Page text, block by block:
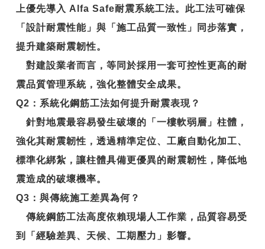
上優先導入 Alfa Safe耐震系統工法。此工法可確保
「設計耐震性能」與「施工品質一致性」同步落實，
提升建築耐震韌性。
對建設業者而言，等同於採用一套可控性更高的耐
震品質管理系統，強化整體安全成果。
Q2 ：系統化鋼筋工法如何提升耐震表現？
針對地震最容易發生破壞的「一樓軟弱層」柱體，
強化其耐震韌性，透過精準定位、工廠自動化加工、
標準化綁紮，讓柱體具備更優異的耐震韌性 ，降低地
震造成的破壞機率。
Q3 ：與傳統施工差異為何？
傳統鋼筋工法高度依賴現場人工作業，品質容易受
到「經驗差異、天候、工期壓力」影響。